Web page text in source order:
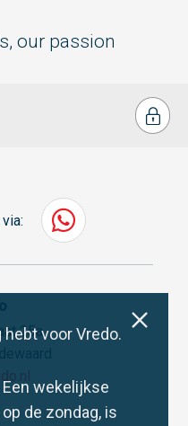
voor Vredo.
wekelijkse
de zondag, is
our passion
25a